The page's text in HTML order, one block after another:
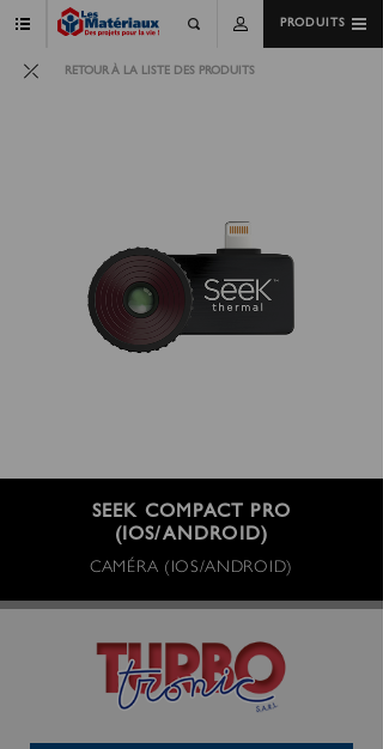
PRODUITS
RETOUR À LA LISTE DES PRODUITS
SEEK COMPACT PRO
(IOS/ANDROID)
CAMÉRA (IOS/ANDROID)